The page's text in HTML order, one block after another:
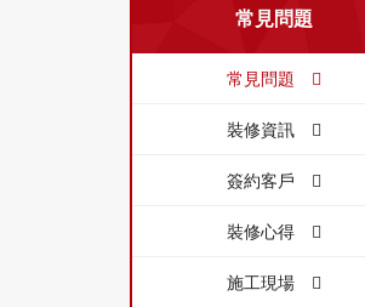
常見問題
常見問題
裝修資訊
簽約客戶
裝修心得
施工現場